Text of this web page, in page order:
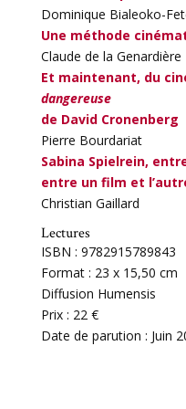
Dominique Bialeoko-
Une méthode
Claude de la Genardière
Et maintenant, du
dangereuse
de David Cronenberg
Pierre Bourdariat
Sabina Spielrein,
entre un film et
Christian Gaillard
Lectures
ISBN : 9782915789843
Format : 23 x 15,50 cm
Diffusion Humensis
Prix : 22 €
Date de parution : Juin